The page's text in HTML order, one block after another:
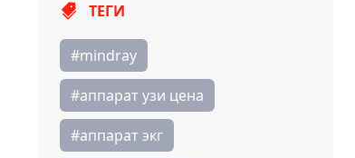
ТЕГИ
#mindray
#аппарат узи цена
#аппарат экг